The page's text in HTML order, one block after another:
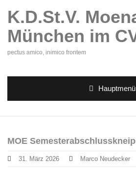
K.D.St.V.
München im
pectus amico, inimico frontem
Hauptmenü
MOE
31. März 2026 Marco Neudecker